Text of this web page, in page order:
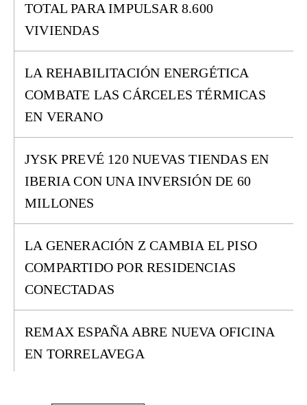
TOTAL PARA IMPULSAR 8.600
VIVIENDAS
LA REHABILITACIÓN ENERGÉTICA
COMBATE LAS CÁRCELES TÉRMICAS
EN VERANO
JYSK PREVÉ 120 NUEVAS TIENDAS EN
IBERIA CON UNA INVERSIÓN DE 60
MILLONES
LA GENERACIÓN Z CAMBIA EL PISO
COMPARTIDO POR RESIDENCIAS
CONECTADAS
REMAX ESPAÑA ABRE NUEVA OFICINA
EN TORRELAVEGA